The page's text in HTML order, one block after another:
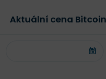
Aktuální cena